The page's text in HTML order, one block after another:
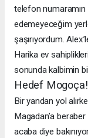
telefon numaramın
edemeyeceğim
şaşırıyordum.
Harika ev sahiplikleri
sonunda kalbimin bir
Hedef Mogoça!
Bir yandan yol
Magadan’a beraber
acaba diye